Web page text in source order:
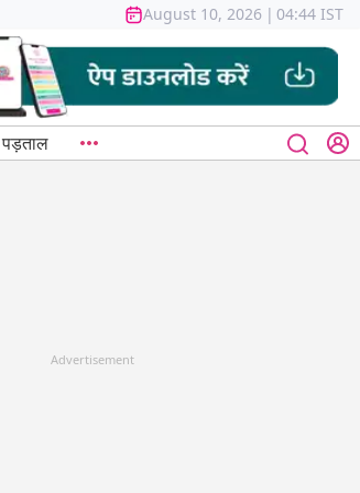
August 10, 2026 | 04:44 IST
पड़ताल
Advertisement